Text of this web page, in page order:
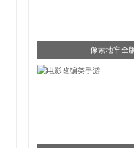
像素地牢全